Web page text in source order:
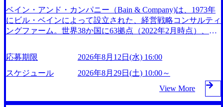
く集まっています ● 平均年齢は35歳で、幅広い年齢の方が
活躍しています ● インダストリー・ソリューションで区切
られていない組織です(ワンプール制) ● 海外事業拠点をシン
ガポールに設立し、グローバル案件に対応するコンサルティ
ッドタウン八重洲 八重洲セントラルタワー8階 受動喫煙対策
: 執務室内禁煙、ビル内喫煙室あり WEB 書類選考通過後
に、GAB試験に合格している方 ● テクノロジーコンサルタ
ント ・4年生大学卒業に限る ・大手総合コンサルティングフ
ァームのITコンサル部門におけるコンサルティング経験5年
性の管理職率も21.8%（2023年12月時点）とフレキシブルな
働き方を提供 2026年8月22日(土) 9:00～19:30頃 ※選考会参加
人数により変動 2026年8月7日(金) 16:00 参加予定DTE ① MR
ams)
b849-1cd107c4f488_1200x698.webp ## 働き方／WLB／待遇 内
装8億円超のかっこいいオフィスがあり、 働き甲斐のあるラ
ンキング、新卒注目ランキング受賞歴多数 あえての未上場
対面でのコミュニケーションメリットを重視するため出社勤
務。1日の労働時間平均9.2時間、有休消化率81%(2024年度の
年間データ、エンジニア組織） 2026年8月22日(土) 10:00～最
長16:00 2026年8月10日(月) 16:00 ※応募者が定員を上回る場
合は、厳正なる審査の上参加者を決定させていただきます。
ウを基に独自の方法論やテンプレートを開発し、それらを活
用してお客様に最適なSAPコンサルティングサービスを提供
する https://storage.googleapis.com/our-vision-production.appspot.c
32c52d3d8_1200x678.webp アビームコンサルティング会社資
y/ABeamConsultingCompanyProfile_jpn_4.pdf) 『SAP AWARD
OF EXCELLENCE 2024』において優秀賞「プロジェクト・
アワード」を受賞 (https://prtimes.jp/main/html/rd/p/000000010.0
ベイン・アンド・カンパニー（Bain & Company)は、1973年
にビル・ベインによって設立された、経営戦略コンサルティ
ングファーム。世界38か国に63拠点（2022年2月時点）、東
ントにお届けするのは単なるレポートではなく、『結果』で
ある。」この原則のもと、ベインは1973年に創業された。ク
ライアントが不確かな未来の中、競争に勝てるよう、カスタ
マイズされた戦略を策定し、クライアントと共に、提言を具
体的な行動に落とし込んでいる。 徹底した「結果主義」を
標榜。クライアントのフルポテンシャル実現を目標に、具体
応募期限
2026年8月12日(水) 16:00
スケジュール
2026年8月29日(土) 10:00～
View More